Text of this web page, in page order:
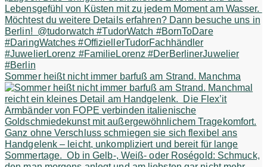
Sommer heißt nicht immer barfuß am Strand. Manchma